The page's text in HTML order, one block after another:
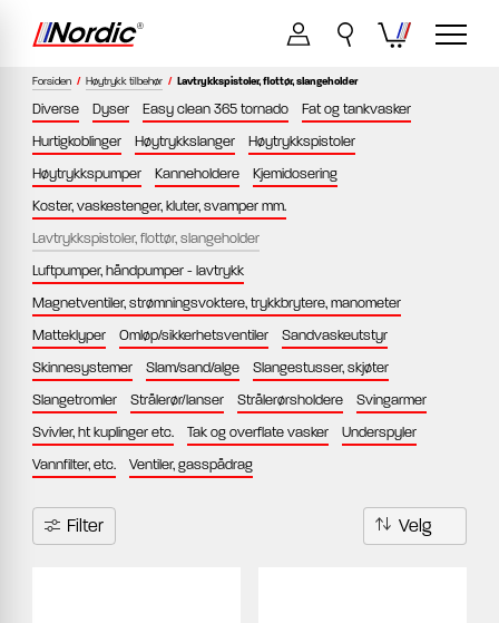
Forsiden / Høytrykk tilbehør / Lavtrykkspistoler, flottør, slangeholder
Diverse Dyser Easy clean 365 tornado
Fat og tankvasker
Hurtigkoblinger
Høytrykkslanger
Høytrykkspistoler
Høytrykkspumper
Kanneholdere
Kjemidosering
Koster, vaskestenger, kluter, svamper mm.
Lavtrykkspistoler, flottør, slangeholder
Luftpumper, håndpumper - lavtrykk
Magnetventiler, strømningsvoktere, trykkbrytere, manometer
Matteklyper
Omløp/sikkerhetsventiler
Sandvaskeutstyr
Skinnesystemer
Slam/sand/alge
Slangestusser, skjøter
Slangetromler
Strålerør/lanser Strålerørsholdere
Svingarmer
Svivler, ht kuplinger etc.
Tak og overflate vasker
Underspyler
Vannfilter, etc.
Ventiler, gasspådrag
Filter